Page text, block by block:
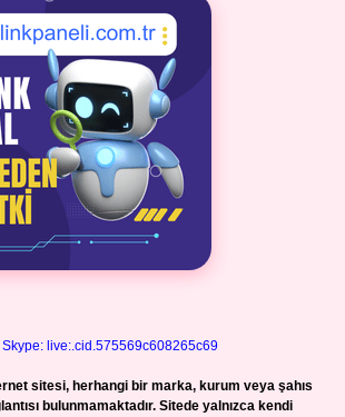
Skype: live:.cid.575569c608265c69
sitesi, herhangi bir marka, kurum veya şahıs
bulunmamaktadır. Sitede yalnızca kendi